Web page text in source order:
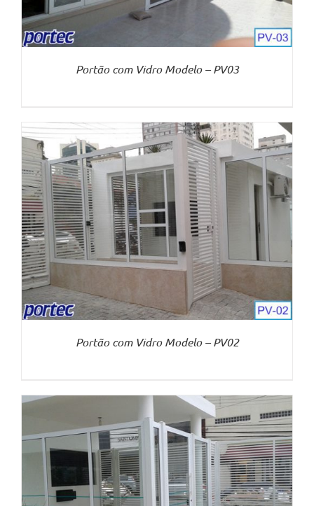
Portão com Vidro Modelo – PV03
Portão com Vidro Modelo – PV02